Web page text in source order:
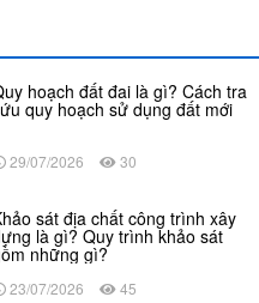
hoạch đất đai là gì? Cách tra
quy hoạch sử dụng đất mới
29/07/2026 30
sát địa chất công trình xây
là gì? Quy trình khảo sát
những gì?
23/07/2026 45